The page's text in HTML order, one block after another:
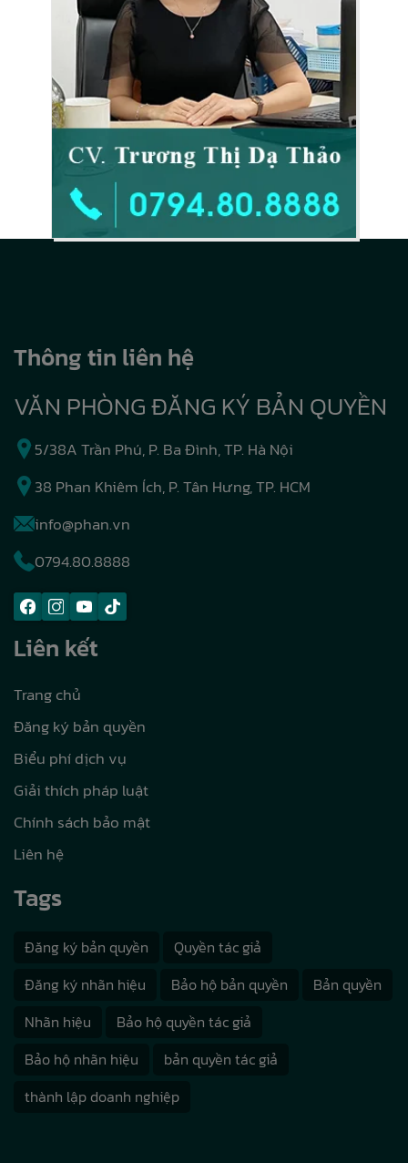
Thông tin liên hệ
VĂN PHÒNG ĐĂNG KÝ BẢN QUYỀN
5/38A Trần Phú, P. Ba Đình, TP. Hà Nội
38 Phan Khiêm Ích, P. Tân Hưng, TP. HCM
info@phan.vn
0794.80.8888
Liên kết
Trang chủ
Đăng ký bản quyền
Biểu phí dịch vụ
Giải thích pháp luật
Chính sách bảo mật
Liên hệ
Tags
Đăng ký bản quyền
Quyền tác giả
Đăng ký nhãn hiệu
Bảo hộ bản quyền
Bản quyền
Nhãn hiệu
Bảo hộ quyền tác giả
Bảo hộ nhãn hiệu
bản quyền tác giả
thành lập doanh nghiệp